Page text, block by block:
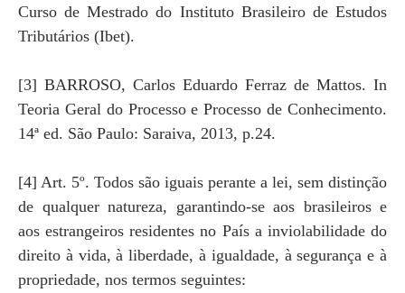
Curso de Mestrado do Instituto Brasileiro de Estudos
Tributários (Ibet).
[3] BARROSO, Carlos Eduardo Ferraz de Mattos. In
Teoria Geral do Processo e Processo de Conhecimento.
14ª ed. São Paulo: Saraiva, 2013, p.24.
[4] Art. 5º. Todos são iguais perante a lei, sem distinção
de qualquer natureza, garantindo-se aos brasileiros e
aos estrangeiros residentes no País a inviolabilidade do
direito à vida, à liberdade, à igualdade, à segurança e à
propriedade, nos termos seguintes: